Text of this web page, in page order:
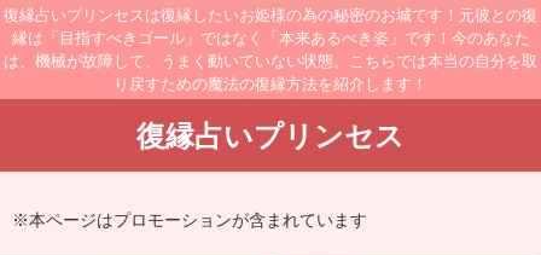
復縁占いプリンセスは復縁したいお姫様の為の秘密のお城です！元彼との復
縁は「目指すべきゴール」ではなく「本来あるべき姿」です！今のあなた
は、機械が故障して、うまく動いていない状態。こちらでは本当の自分を取
り戻すための魔法の復縁方法を紹介します！
復縁占いプリンセス
※本ページはプロモーションが含まれています